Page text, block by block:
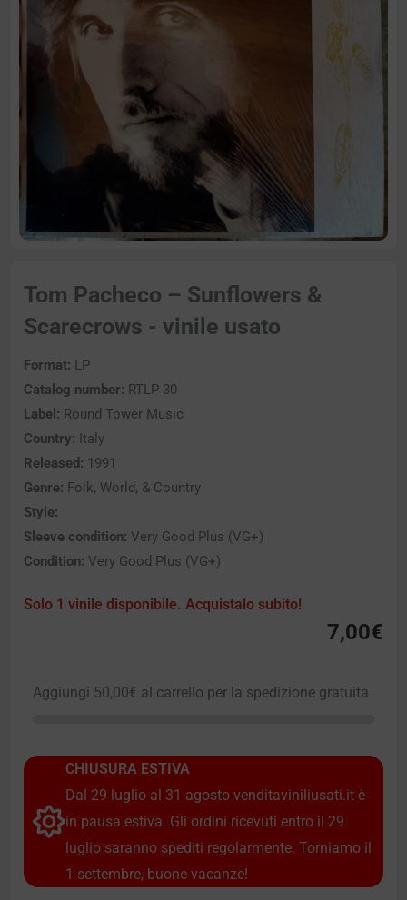
Tom Pacheco – Sunflowers &
Scarecrows - vinile usato
Format: LP
Catalog number: RTLP 30
Label: Round Tower Music
Country: Italy
Released: 1991
Genre: Folk, World, & Country
Style:
Sleeve condition: Very Good Plus (VG+)
Condition: Very Good Plus (VG+)
Solo 1 vinile disponibile. Acquistalo subito!
7,00€
Aggiungi 50,00€ al carrello per la spedizione gratuita
CHIUSURA ESTIVA
Dal 29 luglio al 31 agosto venditaviniliusati.it è
in pausa estiva. Gli ordini ricevuti entro il 29
luglio saranno spediti regolarmente. Torniamo il
1 settembre, buone vacanze!